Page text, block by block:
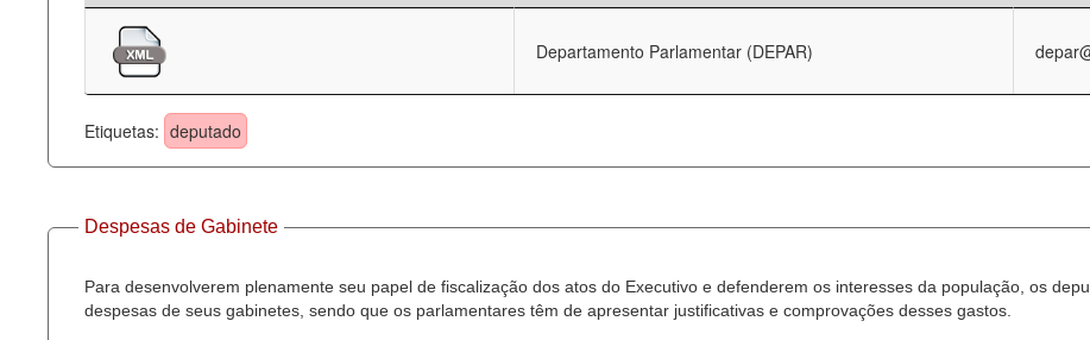
Departamento Parlamentar (DEPAR)
Etiquetas: deputado
Despesas de Gabinete
Para desenvolverem plenamente seu papel de fiscalização dos atos do Executivo e defenderem os interesses da população, os
despesas de seus gabinetes, sendo que os parlamentares têm de apresentar justificativas e comprovações desses gastos.